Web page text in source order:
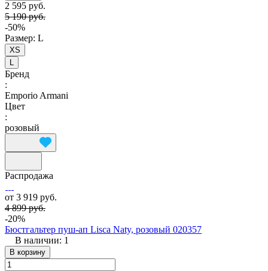
2 595 руб.
5 190 руб.
-50%
Размер: L
XS
L
Бренд
:
Emporio Armani
Цвет
:
розовый
Распродажа
от 3 919 руб.
4 899 руб.
-20%
Бюстгальтер пуш-ап Lisca Naty, розовый 020357
В наличии: 1
В корзину